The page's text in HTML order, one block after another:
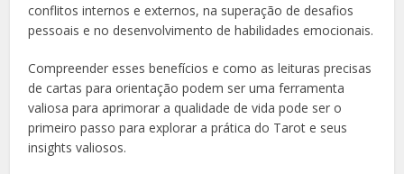
conflitos internos e externos, na superação de desafios
pessoais e no desenvolvimento de habilidades emocionais.
Compreender esses benefícios e como as leituras precisas
de cartas para orientação podem ser uma ferramenta
valiosa para aprimorar a qualidade de vida pode ser o
primeiro passo para explorar a prática do Tarot e seus
insights valiosos.